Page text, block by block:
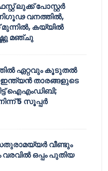
ലുക്ക് പോസ്റ്റർ
വനത്തിൽ,
മുന്നിൽ, കയ്യിൽ
മഞ്ചു
ഏറ്റവും കൂടുതൽ
ഇന്ത്യൻ താരങ്ങളുടെ
ഐഎംഡിബി;
5 സൂപ്പർ
വീണ്ടും
ഒപ്പം പുതിയ